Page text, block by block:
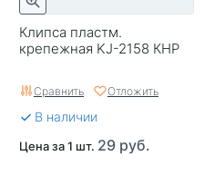
Клипса пластм.
крепежная KJ-2158 КНР
Сравнить Отложить
В наличии
Цена за 1 шт. 29 руб.